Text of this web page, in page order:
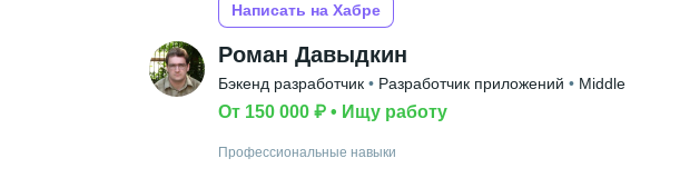
Написать на Хабре
Роман Давыдкин
Бэкенд разработчик • Разработчик приложений • Middle
От 150 000 ₽ • Ищу работу
Профессиональные навыки